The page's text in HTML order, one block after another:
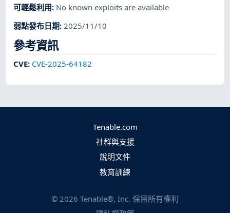
可輕鬆利用: No known exploits are available
弱點發布日期:2025/11/10
參考資訊
CVE: CVE-2025-64182
Tenable.com
社群與支援
說明文件
教育訓練
© 2026 Tenable®, Inc. 保留所有權利